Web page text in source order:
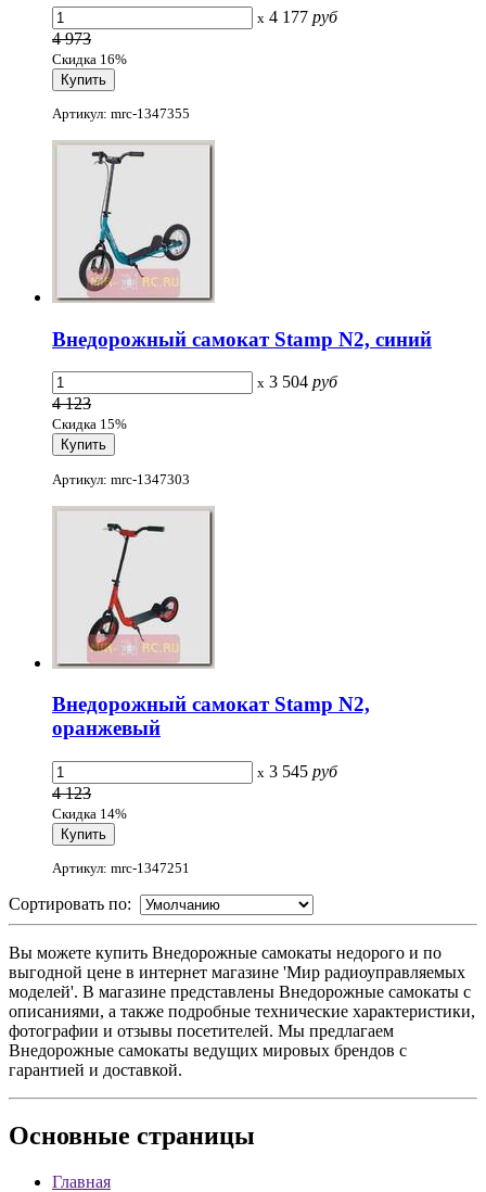
x 4 177 руб
4 973
Скидка 16%
Артикул: mrc-1347355
Внедорожный самокат Stamp N2, синий
x 3 504 руб
4 123
Скидка 15%
Артикул: mrc-1347303
Внедорожный самокат Stamp N2,
оранжевый
x 3 545 руб
4 123
Скидка 14%
Артикул: mrc-1347251
Сортировать по:
Вы можете купить Внедорожные самокаты недорого и по
выгодной цене в интернет магазине 'Мир радиоуправляемых
моделей'. В магазине представлены Внедорожные самокаты с
описаниями, а также подробные технические характеристики,
фотографии и отзывы посетителей. Мы предлагаем
Внедорожные самокаты ведущих мировых брендов с
гарантией и доставкой.
Основные страницы
Главная